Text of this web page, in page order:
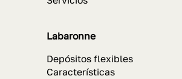
Labaronne
Depósitos flexibles
Características